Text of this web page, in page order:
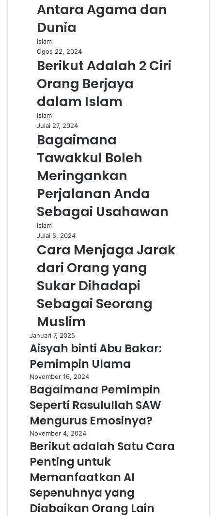
Antara Agama dan
Dunia
Islam
Ogos 22, 2024
Berikut Adalah 2 Ciri
Orang Berjaya
dalam Islam
Islam
Julai 27, 2024
Bagaimana
Tawakkul Boleh
Meringankan
Perjalanan Anda
Sebagai Usahawan
Islam
Julai 5, 2024
Cara Menjaga Jarak
dari Orang yang
Sukar Dihadapi
Sebagai Seorang
Muslim
Januari 7, 2025
Aisyah binti Abu Bakar:
Pemimpin Ulama
November 16, 2024
Bagaimana Pemimpin
Seperti Rasulullah SAW
Mengurus Emosinya?
November 4, 2024
Berikut adalah Satu Cara
Penting untuk
Memanfaatkan AI
Sepenuhnya yang
Diabaikan Orang Lain